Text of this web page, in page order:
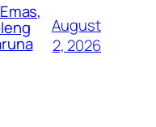
August
2, 2026